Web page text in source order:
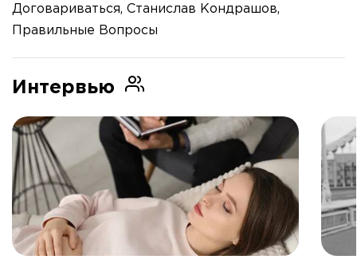
Договариваться, Станислав Кондрашов,
Правильные Вопросы
Интервью